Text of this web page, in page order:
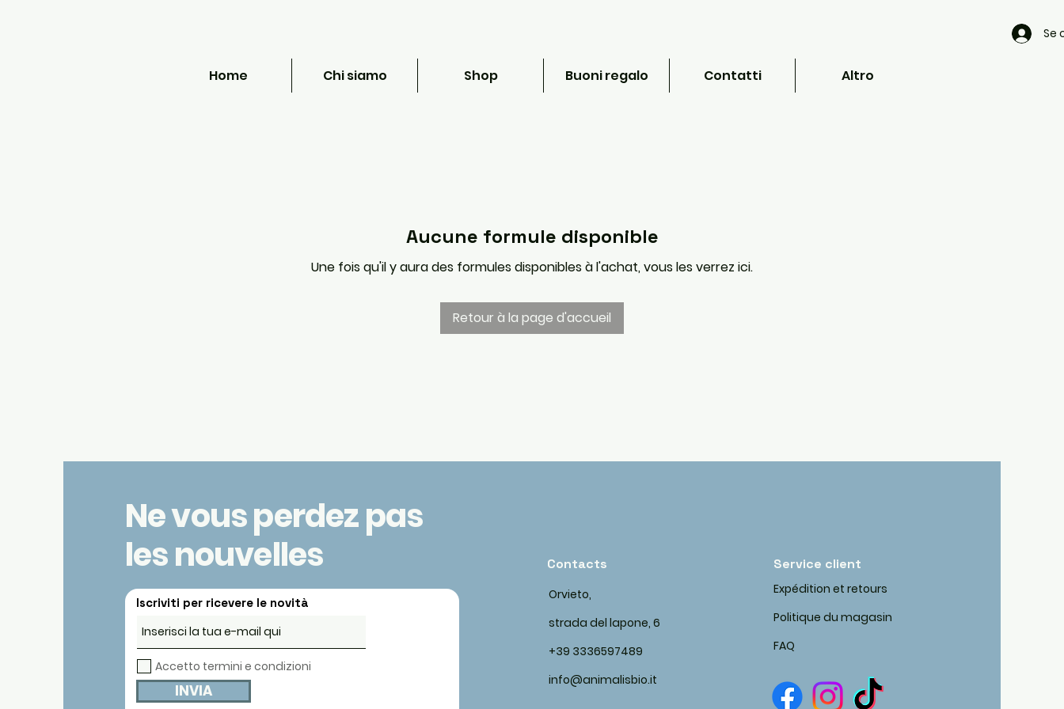
Se
Home Chi siamo Shop Buoni regalo Contatti Altro
Aucune formule disponible
Une fois qu'il y aura des formules disponibles à l'achat, vous les verrez ici.
Retour à la page d'accueil
Ne vous perdez pas
les nouvelles
Iscriviti per ricevere le novità
Accetto termini e condizioni
INVIA
Contacts
Orvieto,
strada del lapone, 6
+39 3336597489
info@animalisbio.it
Service client
Expédition et retours
Politique du magasin
FAQ